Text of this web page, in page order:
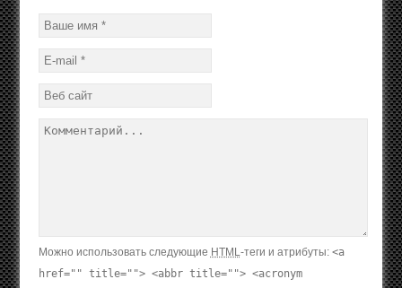
Можно использовать следующие HTML-теги и атрибуты: <a
href="" title=""> <abbr title=""> <acronym